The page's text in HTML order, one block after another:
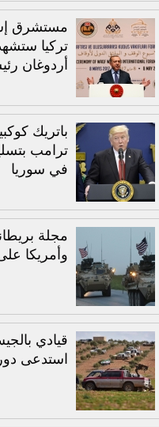
مستشرق
تركيا
أردوغان
باتريك
ترامب
في سوريا
مجلة
وأمريكا
قيادي
استدعى